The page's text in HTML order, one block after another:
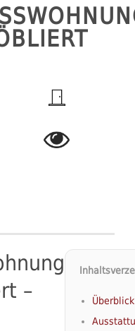
–
Überblick